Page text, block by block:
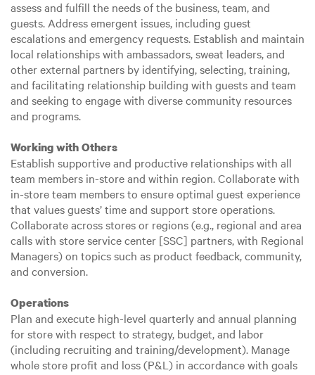
assess and fulfill the needs of the business, team, and
guests. Address emergent issues, including guest
escalations and emergency requests. Establish and maintain
local relationships with ambassadors, sweat leaders, and
other external partners by identifying, selecting, training,
and facilitating relationship building with guests and team
and seeking to engage with diverse community resources
and programs.
Working with Others
Establish supportive and productive relationships with all
team members in-store and within region. Collaborate with
in-store team members to ensure optimal guest experience
that values guests’ time and support store operations.
Collaborate across stores or regions (e.g., regional and area
calls with store service center [SSC] partners, with Regional
Managers) on topics such as product feedback, community,
and conversion.
Operations
Plan and execute high-level quarterly and annual planning
for store with respect to strategy, budget, and labor
(including recruiting and training/development). Manage
whole store profit and loss (P&L) in accordance with goals